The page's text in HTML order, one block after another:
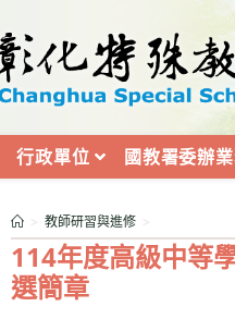
行政單位 國教署委辦
114年度高級中等
選簡章
> 教師研習與進修 >